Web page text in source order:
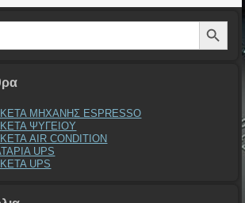
Search Button
ΜΗΧΑΝΗΣ ESPRESSO
ΨΥΓΕΙΟΥ
AIR CONDITION
UPS
UPS